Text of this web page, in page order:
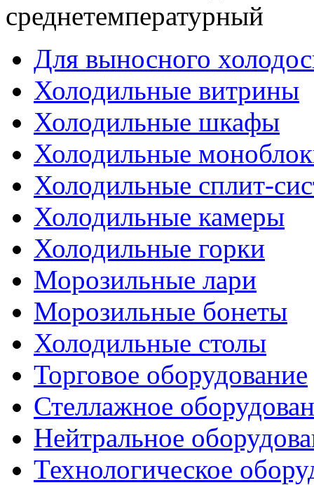
среднетемпературный
Для выносного
Холодильные витрины
Холодильные шкафы
Холодильные
Холодильные сплит-
Холодильные камеры
Холодильные горки
Морозильные лари
Морозильные бонеты
Холодильные столы
Торговое оборудование
Стеллажное
Нейтральное
Технологическое